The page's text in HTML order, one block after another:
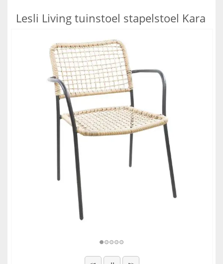
Lesli Living tuinstoel stapelstoel Kara